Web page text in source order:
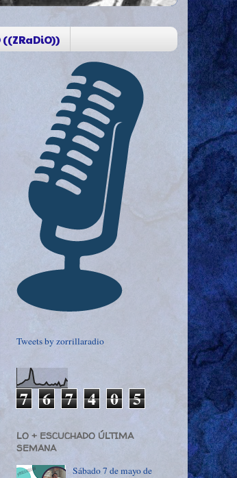
((ZRaDiO))
Tweets by zorrillaradio
7 6 7 4 0 5
LO + ESCUCHADO ÚLTIMA
SEMANA
Sábado 7 de mayo de